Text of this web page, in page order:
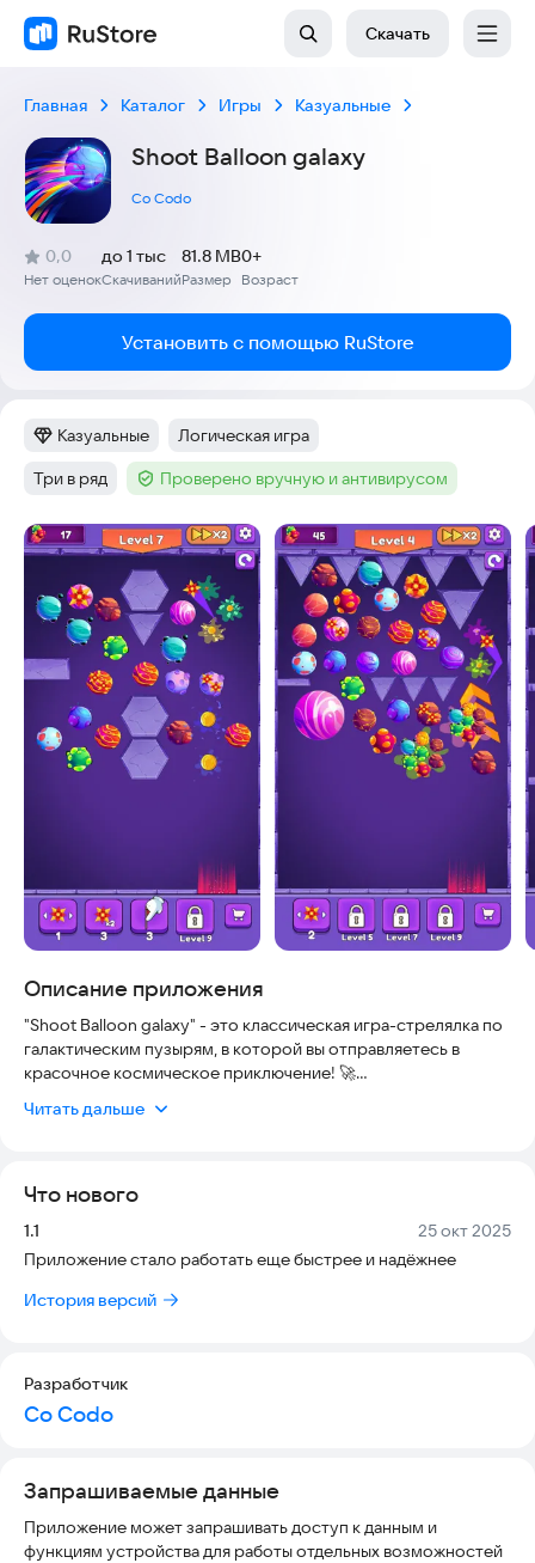
Скачать
Главная Каталог Игры Казуальные
Shoot Balloon galaxy
Co Codo
Рейтинг:
0,0
(
Нет оценок
)
Скачиваний
до 1 тыс
Размер
81.8 MB
Возраст
0+
Установить с помощью RuStore
Категория:
Казуальные Тег :
Логическая игра
Тег:
Три в ряд Тег :Проверено вручную и антивирусом
Скриншоты
Описание приложения
"Shoot Balloon galaxy" - это классическая игра-стрелялка по
галактическим пузырям, в которой вы отправляетесь в
красочное космическое приключение! 🚀
одинаковыми пузырями, чтобы создавать взрывные комбо, и
галактического света! 🔮
Читать дальше
Что нового
Версия:
1.1 Дата:
25 окт 2025
Приложение стало работать еще быстрее и надёжнее
История версий
Разработчик
Co Codo
Запрашиваемые данные
Приложение может запрашивать доступ к данным и
функциям устройства для работы отдельных возможностей